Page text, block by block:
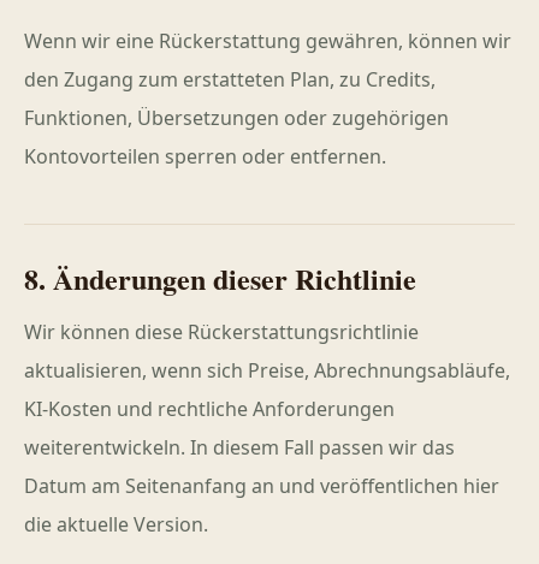
Wenn wir eine Rückerstattung gewähren, können wir
den Zugang zum erstatteten Plan, zu Credits,
Funktionen, Übersetzungen oder zugehörigen
Kontovorteilen sperren oder entfernen.
8. Änderungen dieser Richtlinie
Wir können diese Rückerstattungsrichtlinie
aktualisieren, wenn sich Preise, Abrechnungsabläufe,
KI-Kosten und rechtliche Anforderungen
weiterentwickeln. In diesem Fall passen wir das
Datum am Seitenanfang an und veröffentlichen hier
die aktuelle Version.